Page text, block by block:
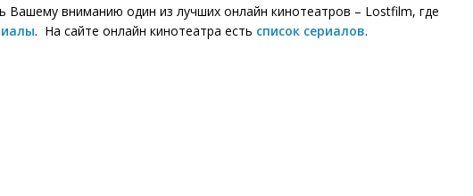
Вашему вниманию один из лучших онлайн кинотеатров – Lostfilm, где
. На сайте онлайн кинотеатра есть список сериалов.